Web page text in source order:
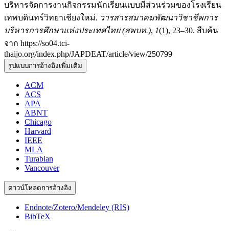
บริหารจัดการงานกิจกรรมนักเรียนแบบมีส่วนร่วมของโรงเรียน
เทพบดินทร์วิทยาเชียงใหม่. วารสารสมาคมพัฒนาวิชาชีพการ
บริหารการศึกษาแห่งประเทศไทย (สพบท.), 1(1), 23–30. สืบค้น
จาก https://so04.tci-
thaijo.org/index.php/JAPDEAT/article/view/250799
รูปแบบการอ้างอิงเพิ่มเติม
ACM
ACS
APA
ABNT
Chicago
Harvard
IEEE
MLA
Turabian
Vancouver
ดาวน์โหลดการอ้างอิง
Endnote/Zotero/Mendeley (RIS)
BibTeX